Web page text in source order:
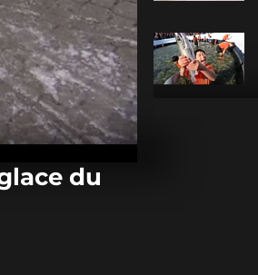
du